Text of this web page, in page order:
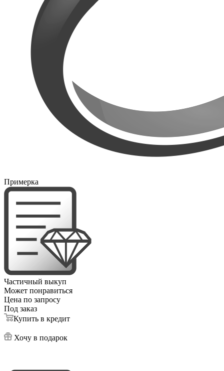
Примерка
Частичный выкуп
Может понравиться
Цена по запросу
Под заказ
Купить в кредит
Хочу в подарок